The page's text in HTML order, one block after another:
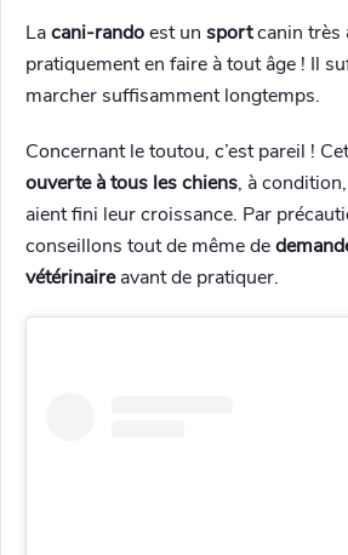
Lacani-randoest un sportcanin très
pratiquement en faire à tout âge ! Il
marcher suffisamment longtemps.
Concernant le toutou, c’est pareil !
ouverte à tous les chiens, à
aient fini leur croissance. Par
conseillons tout de même de
vétérinaireavant de pratiquer.